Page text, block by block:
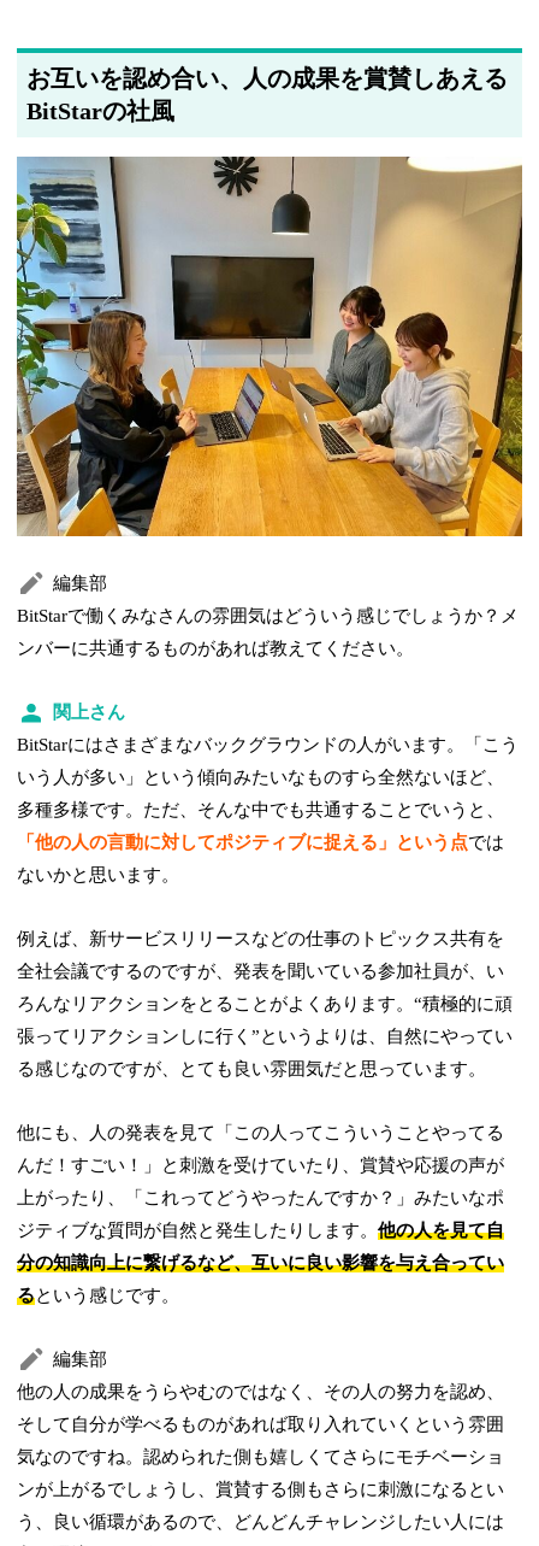
お互いを認め合い、人の成果を賞賛しあえる
BitStarの社風
編集部
BitStarで働くみなさんの雰囲気はどういう感じでしょうか？メ
ンバーに共通するものがあれば教えてください。
関上さん
BitStarにはさまざまなバックグラウンドの人がいます。「こう
いう人が多い」という傾向みたいなものすら全然ないほど、
多種多様です。ただ、そんな中でも共通することでいうと、
「他の人の言動に対してポジティブに捉える」という点では
ないかと思います。
例えば、新サービスリリースなどの仕事のトピックス共有を
全社会議でするのですが、発表を聞いている参加社員が、い
ろんなリアクションをとることがよくあります。“積極的に頑
張ってリアクションしに行く”というよりは、自然にやってい
る感じなのですが、とても良い雰囲気だと思っています。
他にも、人の発表を見て「この人ってこういうことやってる
んだ！すごい！」と刺激を受けていたり、賞賛や応援の声が
上がったり、「これってどうやったんですか？」みたいなポ
ジティブな質問が自然と発生したりします。他の人を見て自
分の知識向上に繋げるなど、互いに良い影響を与え合ってい
るという感じです。
編集部
他の人の成果をうらやむのではなく、その人の努力を認め、
そして自分が学べるものがあれば取り入れていくという雰囲
気なのですね。認められた側も嬉しくてさらにモチベーショ
ンが上がるでしょうし、賞賛する側もさらに刺激になるとい
う、良い循環があるので、どんどんチャレンジしたい人には